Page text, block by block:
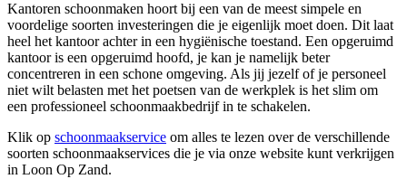
Kantoren schoonmaken hoort bij een van de meest simpele en
voordelige soorten investeringen die je eigenlijk moet doen. Dit laat
heel het kantoor achter in een hygiënische toestand. Een opgeruimd
kantoor is een opgeruimd hoofd, je kan je namelijk beter
concentreren in een schone omgeving. Als jij jezelf of je personeel
niet wilt belasten met het poetsen van de werkplek is het slim om
een professioneel schoonmaakbedrijf in te schakelen.
Klik op schoonmaakservice om alles te lezen over de verschillende
soorten schoonmaakservices die je via onze website kunt verkrijgen
in Loon Op Zand.